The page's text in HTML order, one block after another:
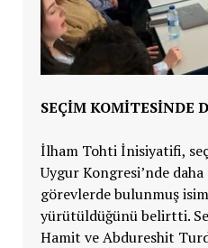
SEÇİM KOMİTESİNDE
İlham Tohti İnisiyatifi,
Uygur Kongresi’nde
görevlerde bulunmuş
yürütüldüğünü belirtti.
Hamit ve Abdureshit